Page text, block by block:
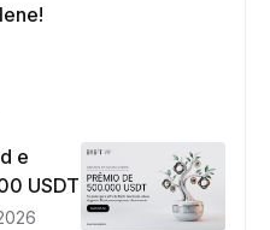
e
USDT